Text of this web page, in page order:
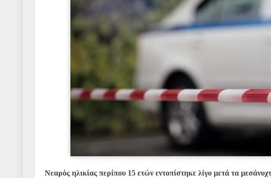
Νεαρός ηλικίας περίπου 15 ετών εντοπίστηκε λίγο μετά τα